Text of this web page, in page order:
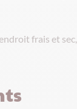
frais et sec,